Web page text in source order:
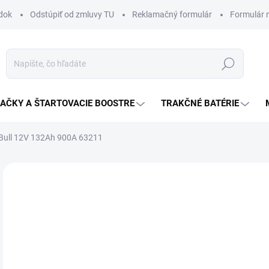
Odstúpiť od zmluvy TU Reklamačný formulár Formulár
Hľadať
A ŠTARTOVACIE BOOSTRE TRAKČNÉ BATÉRIE
12V 132Ah 900A 63211